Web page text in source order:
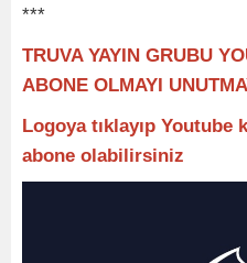
***
TRUVA YAYIN GRUBU
ABONE OLMAYI
Logoya tıklayıp Youtube
abone olabilirsiniz